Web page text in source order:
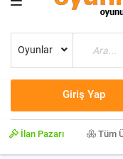
Oyunlar
Giriş Yap
İlan Pazarı Tüm